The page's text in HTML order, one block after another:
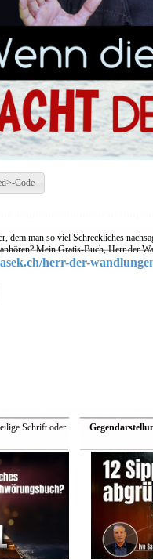
Code
dem man so viel Schreckliches
Mein Gratis-Buch, Herr der
herr-der-
Schrift oder